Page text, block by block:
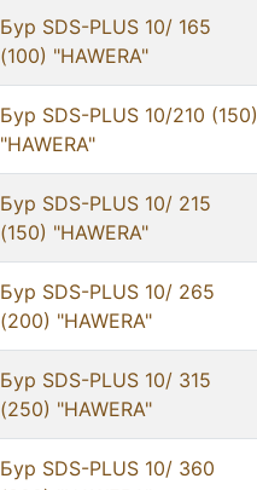
Бур SDS-PLUS 10/ 165
(100) "HAWERA"
Бур SDS-PLUS 10/210 (150)
"HAWERA"
Бур SDS-PLUS 10/ 215
(150) "HAWERA"
Бур SDS-PLUS 10/ 265
(200) "HAWERA"
Бур SDS-PLUS 10/ 315
(250) "HAWERA"
Бур SDS-PLUS 10/ 360